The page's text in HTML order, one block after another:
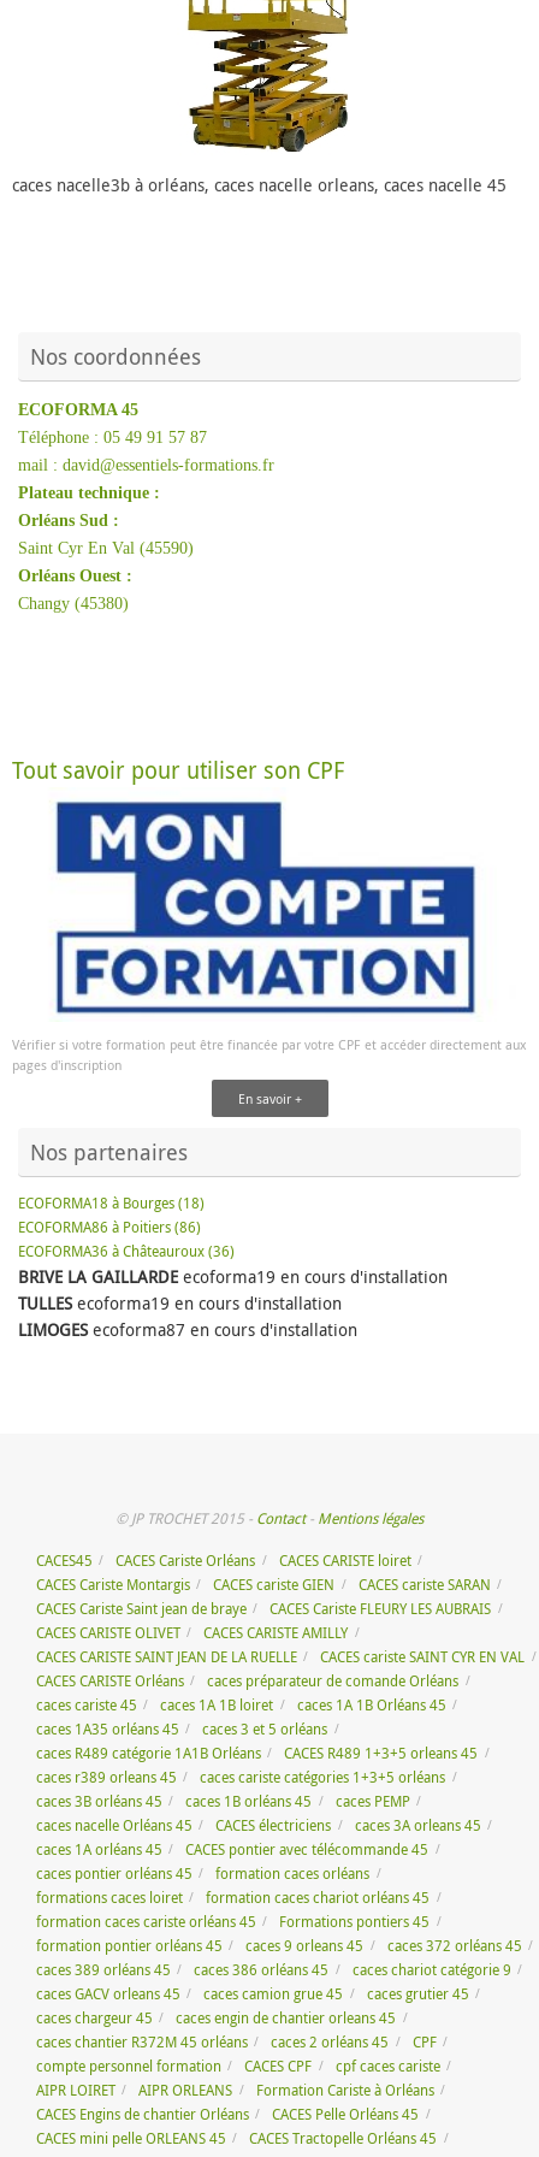
caces nacelle3b à orléans, caces nacelle orleans, caces nacelle 45
Nos coordonnées
ECOFORMA 45
Téléphone : 05 49 91 57 87
mail : david@essentiels-formations.fr
Plateau technique :
Orléans Sud :
Saint Cyr En Val (45590)
Orléans Ouest :
Changy (45380)
Tout savoir pour utiliser son CPF
Vérifier si votre formation peut être financée par votre CPF et accéder directement aux
pages d'inscription
En savoir +
Nos partenaires
ECOFORMA18 à Bourges (18)
ECOFORMA86 à Poitiers (86)
ECOFORMA36 à Châteauroux (36)
BRIVE LA GAILLARDE ecoforma19 en cours d'installation
TULLESecoforma19 en cours d'installation
LIMOGESecoforma87 en cours d'installation
© JP TROCHET 2015 - Contact- Mentions légales
CACES45 CACES Cariste Orléans
CACES CARISTE loiret
CACES Cariste Montargis
CACES cariste GIEN
CACES cariste SARAN
CACES Cariste Saint jean de braye
CACES Cariste FLEURY LES AUBRAIS
CACES CARISTE OLIVET
CACES CARISTE AMILLY
CACES CARISTE SAINT JEAN DE LA RUELLE
CACES cariste SAINT CYR EN VAL
CACES CARISTE Orléans
caces préparateur de comande Orléans
caces cariste 45
caces 1A 1B loiret
caces 1A 1B Orléans 45
caces 1A35 orléans 45
caces 3 et 5 orléans
caces R489 catégorie 1A1B Orléans
CACES R489 1+3+5 orleans 45
caces r389 orleans 45
caces cariste catégories 1+3+5 orléans
caces 3B orléans 45
caces 1B orléans 45
caces PEMP
caces nacelle Orléans 45
CACES électriciens
caces 3A orleans 45
caces 1A orléans 45
CACES pontier avec télécommande 45
caces pontier orléans 45
formation caces orléans
formations caces loiret
formation caces chariot orléans 45
formation caces cariste orléans 45
Formations pontiers 45
formation pontier orléans 45
caces 9 orleans 45
caces 372 orléans 45
caces 389 orléans 45
caces 386 orléans 45
caces chariot catégorie 9
caces GACV orleans 45
caces camion grue 45
caces grutier 45
caces chargeur 45
caces engin de chantier orleans 45
caces chantier R372M 45 orléans
caces 2 orléans 45
CPF
compte personnel formation
CACES CPF
cpf caces cariste
AIPR LOIRET
AIPR ORLEANS
Formation Cariste à Orléans
CACES Engins de chantier Orléans
CACES Pelle Orléans 45
CACES mini pelle ORLEANS 45
CACES Tractopelle Orléans 45